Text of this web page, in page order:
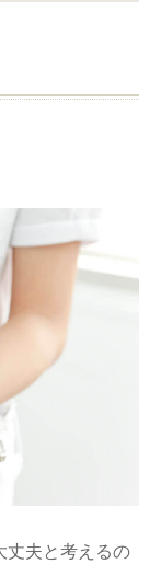
丈夫と考えるの